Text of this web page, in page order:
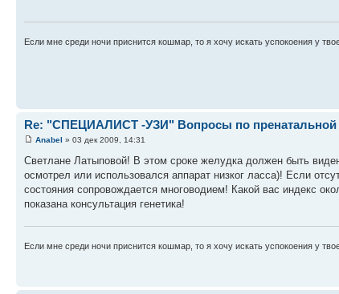
Если мне среди ночи приснится кошмар, то я хочу искать успокоения у
Re: "СПЕЦИАЛИСТ -УЗИ" Вопросы по пренатальной
Anabel » 03 дек 2009, 14:31
Светлане Латыповой! В этом сроке желудка должен быть
осмотрел или использовался аппарат низког ласса)! Если
состояния сопровождается многоводием! Какой вас индекс
показана консультация генетика!
Если мне среди ночи приснится кошмар, то я хочу искать успокоения у